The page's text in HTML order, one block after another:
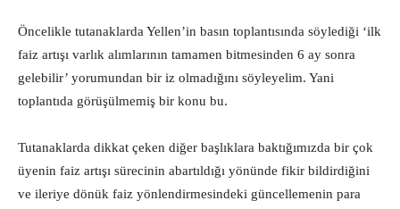
Öncelikle tutanaklarda Yellen’in basın toplantısında söylediği ‘ilk
faiz artışı varlık alımlarının tamamen bitmesinden 6 ay sonra
gelebilir’ yorumundan bir iz olmadığını söyleyelim. Yani
toplantıda görüşülmemiş bir konu bu.
Tutanaklarda dikkat çeken diğer başlıklara baktığımızda bir çok
üyenin faiz artışı sürecinin abartıldığı yönünde fikir bildirdiğini
ve ileriye dönük faiz yönlendirmesindeki güncellemenin para